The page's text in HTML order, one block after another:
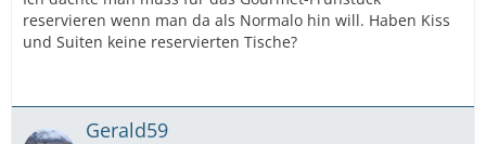
reservieren wenn man da als Normalo hin will. Haben Kiss
und Suiten keine reservierten Tische?
Gerald59